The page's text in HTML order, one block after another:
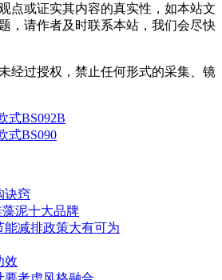
点或证实其内容的真实性，如本站文
，请作者及时联系本站，我们会尽快
经过授权，禁止任何形式的采集、镜
式BS092B
式BS090
诀窍
藻泥十大品牌
减排政策大有可为
效